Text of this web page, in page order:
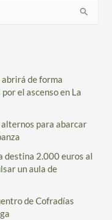
de forma
el ascenso en La
para abarcar
destina 2.000 euros al
un aula de
de Cofradías